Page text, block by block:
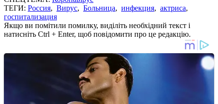
ТЕГИ: Россия, Вирус, Больница, инфекция, актриса,
госпитализация
Якщо ви помітили помилку, виділіть необхідний текст і
натисніть Ctrl + Enter, щоб повідомити про це редакцію.